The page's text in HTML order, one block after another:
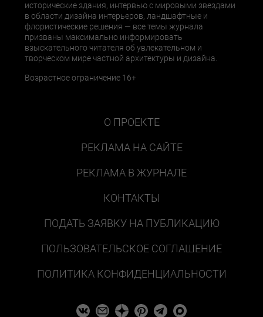
исторические здания, интервью с мировыми звездами
в области дизайна интерьеров, ландшафтные и
флористические решения — все темы журнала
призваны максимально информировать
взыскательного читателя об увлекательном и
творческом мире частной архитектуры и дизайна.
Возрастное ограничение 16+
О ПРОЕКТЕ
РЕКЛАМА НА САЙТЕ
РЕКЛАМА В ЖУРНАЛЕ
КОНТАКТЫ
ПОДАТЬ ЗАЯВКУ НА ПУБЛИКАЦИЮ
ПОЛЬЗОВАТЕЛЬСКОЕ СОГЛАШЕНИЕ
ПОЛИТИКА КОНФИДЕНЦИАЛЬНОСТИ